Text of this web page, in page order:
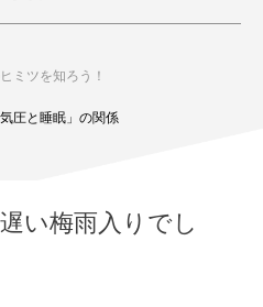
ミツを知ろう！
圧と睡眠」の関係
い梅雨入りでし